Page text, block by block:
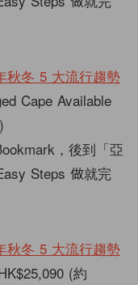
Cape Available
，後到「亞
Steps 做就完
(約